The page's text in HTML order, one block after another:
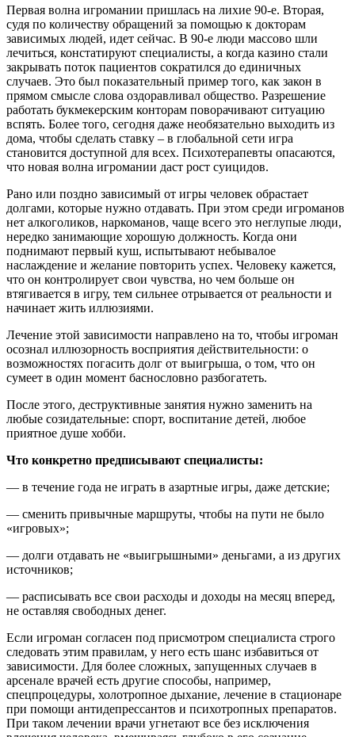
Первая волна игромании пришлась на лихие 90-е. Вторая,
судя по количеству обращений за помощью к докторам
зависимых людей, идет сейчас. В 90-е люди массово шли
лечиться, констатируют специалисты, а когда казино стали
закрывать поток пациентов сократился до единичных
случаев. Это был показательный пример того, как закон в
прямом смысле слова оздоравливал общество. Разрешение
работать букмекерским конторам поворачивают ситуацию
вспять. Более того, сегодня даже необязательно выходить из
дома, чтобы сделать ставку – в глобальной сети игра
становится доступной для всех. Психотерапевты опасаются,
что новая волна игромании даст рост суицидов.
Рано или поздно зависимый от игры человек обрастает
долгами, которые нужно отдавать. При этом среди игроманов
нет алкоголиков, наркоманов, чаще всего это неглупые люди,
нередко занимающие хорошую должность. Когда они
поднимают первый куш, испытывают небывалое
наслаждение и желание повторить успех. Человеку кажется,
что он контролирует свои чувства, но чем больше он
втягивается в игру, тем сильнее отрывается от реальности и
начинает жить иллюзиями.
Лечение этой зависимости направлено на то, чтобы игроман
осознал иллюзорность восприятия действительности: о
возможностях погасить долг от выигрыша, о том, что он
сумеет в один момент баснословно разбогатеть.
После этого, деструктивные занятия нужно заменить на
любые созидательные: спорт, воспитание детей, любое
приятное душе хобби.
Что конкретно предписывают специалисты:
— в течение года не играть в азартные игры, даже детские;
— сменить привычные маршруты, чтобы на пути не было
«игровых»;
— долги отдавать не «выигрышными» деньгами, а из других
источников;
— расписывать все свои расходы и доходы на месяц вперед,
не оставляя свободных денег.
Если игроман согласен под присмотром специалиста строго
следовать этим правилам, у него есть шанс избавиться от
зависимости. Для более сложных, запущенных случаев в
арсенале врачей есть другие способы, например,
спецпроцедуры, холотропное дыхание, лечение в стационаре
при помощи антидепрессантов и психотропных препаратов.
При таком лечении врачи угнетают все без исключения